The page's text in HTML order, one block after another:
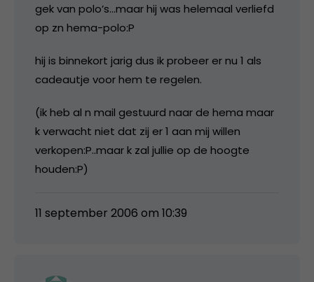
gek van polo’s…maar hij was helemaal verliefd
op zn hema-polo:P
hij is binnekort jarig dus ik probeer er nu 1 als
cadeautje voor hem te regelen.
(ik heb al n mail gestuurd naar de hema maar
k verwacht niet dat zij er 1 aan mij willen
verkopen:P..maar k zal jullie op de hoogte
houden:P)
11 september 2006 om 10:39